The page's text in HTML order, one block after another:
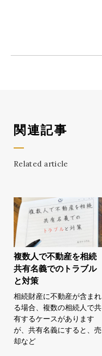
関連記事
Related article
複数人で不動産を相続
共有名義でのトラブル
と対策
相続財産に不動産が含まれ
る場合、複数の相続人で共
有するケースがあります
が、共有名義にすると、売
却など